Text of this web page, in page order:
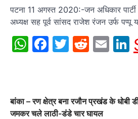
पटना 11 अगस्त 2020:-जन अधिकार पार्टी
अध्यक्ष सह पूर्व सांसद राजेश रंजन उर्फ पप्पू
WhatsApp
Facebook
Twitter
Reddit
बांका – रण क्षेत्र बना रजौन प्रखंड के धोबी
जमकर चले लाठी-डंडे चार घायल